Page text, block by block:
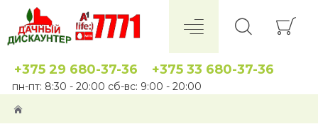
+375 29 680-37-36 +375 33 680-37-36
пн-пт: 8:30 - 20:00 сб-вс: 9:00 - 20:00